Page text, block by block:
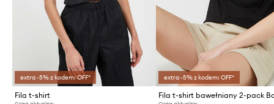
extra -5% z kodem: OFF*
Fila t-shirt
extra -5% z kodem: OFF*
Fila t-shirt bawełniany 2-pack